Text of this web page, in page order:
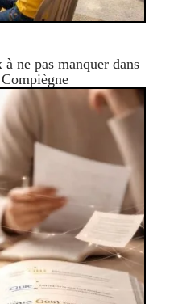
ne pas manquer dans